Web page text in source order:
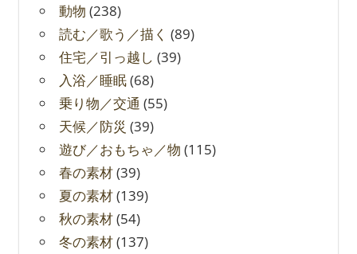
動物 (238)
読む／歌う／描く (89)
住宅／引っ越し (39)
入浴／睡眠(68)
乗り物／交通 (55)
天候／防災 (39)
遊び／おもちゃ／物 (115)
春の素材(39)
夏の素材(139)
秋の素材(54)
冬の素材(137)